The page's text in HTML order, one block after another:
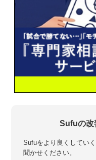
Sufuの改
Sufuをより良くしてい
聞かせください。